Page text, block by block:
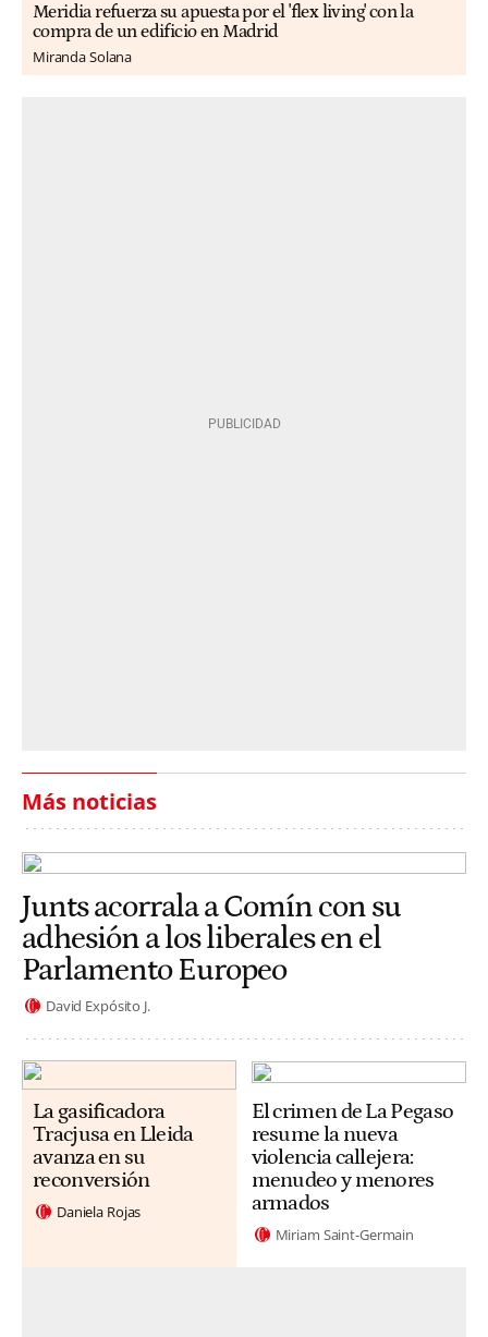
Meridia refuerza su apuesta por el 'flex living' con la
compra de un edificio en Madrid
Miranda Solana
Más noticias
Junts acorrala a Comín con su
adhesión a los liberales en el
Parlamento Europeo
David Expósito J.
La gasificadora
Tracjusa en Lleida
avanza en su
reconversión
Daniela Rojas
El crimen de La Pegaso
resume la nueva
violencia callejera:
menudeo y menores
armados
Miriam Saint-Germain